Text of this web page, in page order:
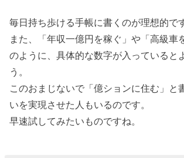
毎日持ち歩ける手帳に書くのが理想的で
また、「年収一億円を稼ぐ」や「高級車
のように、具体的な数字が入っていると
う。
このおまじないで「億ションに住む」と
いを実現させた人もいるのです。
早速試してみたいものですね。